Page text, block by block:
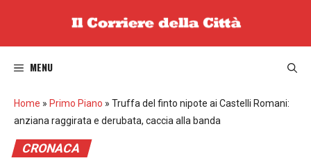
MENU
Home » Primo Piano » Truffa del finto nipote ai Castelli Romani:
anziana raggirata e derubata, caccia alla banda
CRONACA